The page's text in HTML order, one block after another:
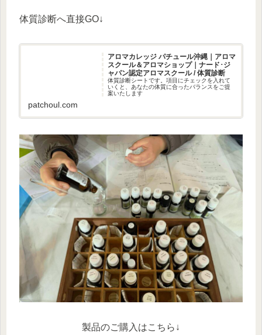
体質診断へ直接GO↓
アロマカレッジ パチュール沖縄｜アロマ
スクール＆アロマショップ｜ナード･ジ
ャパン認定アロマスクール / 体質診断
体質診断シートです。項目にチェックを入れて
いくと、あなたの体質に合ったバランスをご提
案いたします
patchoul.com
製品のご購入はこちら↓